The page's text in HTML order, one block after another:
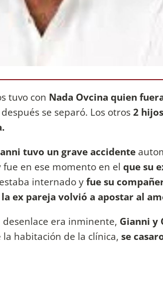
tuvo con Nada Ovcina quien
se separó. Los otros2
tuvo un grave accidente
fue en ese momento en el que su
internado yfue su
la ex pareja volvió a apostar al
desenlace era inminente, Gianni y
habitación de la clínica, se